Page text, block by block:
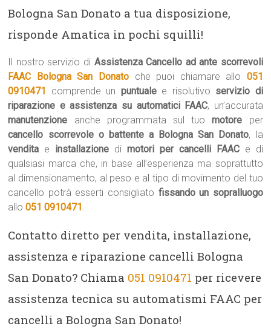
Bologna San Donato a tua disposizione,
risponde Amatica in pochi squilli!
Il nostro servizio di Assistenza Cancello ad ante scorrevoli
FAAC Bologna San Donato che puoi chiamare allo 051
0910471
comprende un puntualee risolutivo servizio di
riparazione e assistenza su automatici FAAC, un’accurata
manutenzione anche programmata sul tuomotore per
cancello scorrevole o battente a Bologna San Donato, la
vendita e installazione dimotori per cancelli FAACe di
qualsiasi marca che, in base all’esperienza ma soprattutto
al dimensionamento, al peso e al tipo di movimento del tuo
cancello potrà esserti consigliato fissando un sopralluogo
allo051 0910471.
Contatto diretto per vendita, installazione,
assistenza e riparazione cancelli Bologna
San Donato? Chiama 051 0910471 per ricevere
assistenza tecnica su automatismi FAAC per
cancelli a Bologna San Donato!